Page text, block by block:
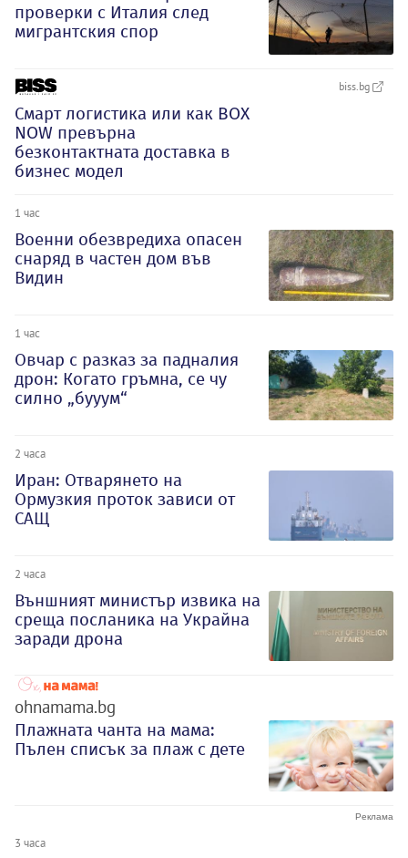
проверки с Италия след
мигрантския спор
biss.bg
Смарт логистика или как BOX
NOW превърна
безконтактната доставка в
бизнес модел
1 час
Военни обезвредиха опасен
снаряд в частен дом във
Видин
1 час
Овчар с разказ за падналия
дрон: Когато гръмна, се чу
силно „бууум“
2 часа
Иран: Отварянето на
Ормузкия проток зависи от
САЩ
2 часа
Външният министър извика на
среща посланика на Украйна
заради дрона
ohnamama.bg
Плажната чанта на мама:
Пълен списък за плаж с дете
3 часа